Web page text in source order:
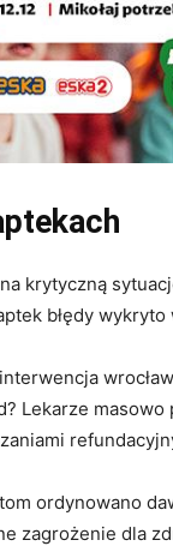
krytyczną
błędy
Lekarze
ordynowano
zagrożenie dla